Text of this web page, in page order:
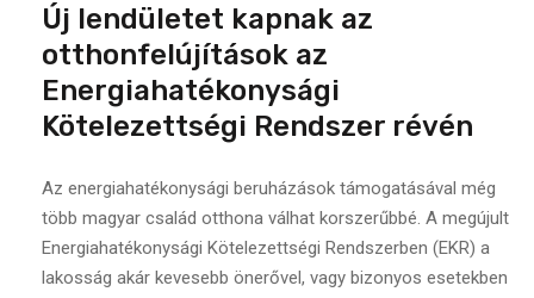
Új lendületet kapnak az
otthonfelújítások az
Energiahatékonysági
Kötelezettségi Rendszer révén
Az energiahatékonysági beruházások támogatásával még
több magyar család otthona válhat korszerűbbé. A megújult
Energiahatékonysági Kötelezettségi Rendszerben (EKR) a
lakosság akár kevesebb önerővel, vagy bizonyos esetekben